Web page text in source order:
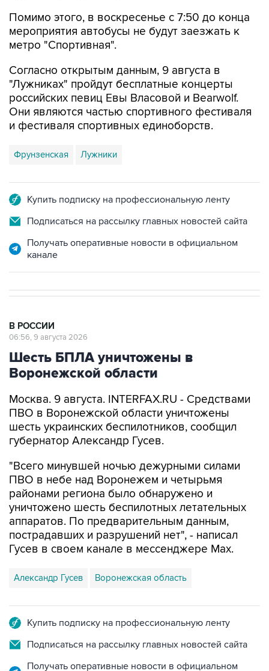
Помимо этого, в воскресенье с 7:50 до конца
мероприятия автобусы не будут заезжать к
метро "Спортивная".
Согласно открытым данным, 9 августа в
"Лужниках" пройдут бесплатные концерты
российских певиц Евы Власовой и Bearwolf.
Они являются частью спортивного фестиваля
и фестиваля спортивных единоборств.
Фрунзенская Лужники
Купить подписку на профессиональную ленту
Подписаться на рассылку главных новостей сайта
Получать оперативные новости в официальном
канале
В РОССИИ
06:56, 9 августа 2026
Шесть БПЛА уничтожены в
Воронежской области
Москва. 9 августа. INTERFAX.RU - Средствами
ПВО в Воронежской области уничтожены
шесть украинских беспилотников, сообщил
губернатор Александр Гусев.
"Всего минувшей ночью дежурными силами
ПВО в небе над Воронежем и четырьмя
районами региона было обнаружено и
уничтожено шесть беспилотных летательных
аппаратов. По предварительным данным,
пострадавших и разрушений нет", - написал
Гусев в своем канале в мессенджере Max.
Александр Гусев Воронежская область
Купить подписку на профессиональную ленту
Подписаться на рассылку главных новостей сайта
Получать оперативные новости в официальном